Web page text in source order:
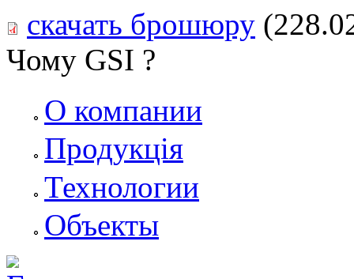
скачать брошюру
Чому GSI ?
О компании
Продукція
Технологии
Объекты